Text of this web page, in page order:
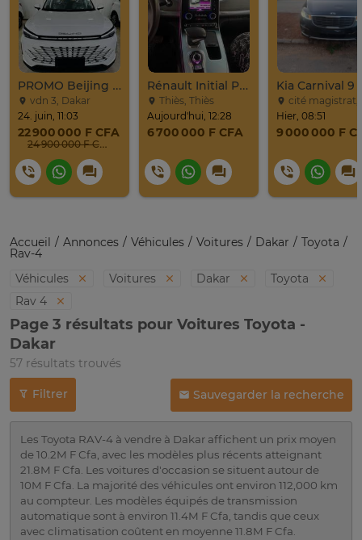
PROMO Beijing X7 / 2025
vdn 3, Dakar
24. juin, 11:03
22 900 000 F CFA
24 900 000 F CFA
Rénault Initial Paris 7 Places Très Propre
Thiès, Thiès
Aujourd'hui, 12:28
6 700 000 F CFA
cité magistrat,
Hier, 08:51
9 000 000 F
Accueil Annonces Véhicules Voitures Dakar Toyota
Rav-4
Véhicules
Voitures Dakar
Toyota
Rav 4
Page 3 résultats pour Voitures Toyota -
Dakar
57 résultats trouvés
Filtrer Sauvegarder la recherche
Les Toyota RAV-4 à vendre à Dakar affichent un prix moyen
de 10.2M F Cfa, avec les modèles plus récents atteignant
21.8M F Cfa. Les voitures d'occasion se situent autour de
10M F Cfa. La majorité des véhicules ont environ 112,000 km
au compteur. Les modèles équipés de transmission
automatique sont à environ 11.4M F Cfa, tandis que ceux
avec climatisation coûtent en moyenne 11.8M F Cfa.